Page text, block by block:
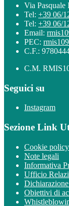
Via Pasquale
Tel: +39 06/
Tel: +39 06/
Email:
PEC:
C.F.:
C.M.
Seguici su
Instagram
Sezione Link
Cookie policy
Note legali
Informativa
Ufficio
Obiettivi di